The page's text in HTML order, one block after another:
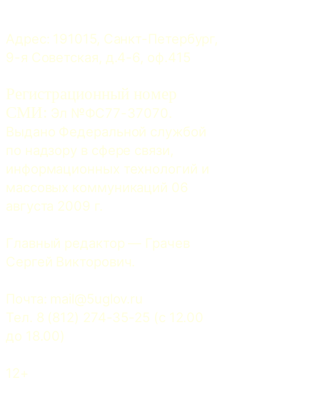
Адрес: 191015, Санкт-Петербург,
9-я Советская, д.4-6, оф.415
Регистрационный номер
СМИ: Эл №ФС77-37070.
Выдано Федеральной службой
по надзору в сфере связи,
информационных технологий и
массовых коммуникаций 06
августа 2009 г.
Главный редактор — Грачев
Сергей Викторович.
Почта: mail@5uglov.ru
Тел. 8 (812) 274-35-25 (c 12.00
до 18.00)
12+